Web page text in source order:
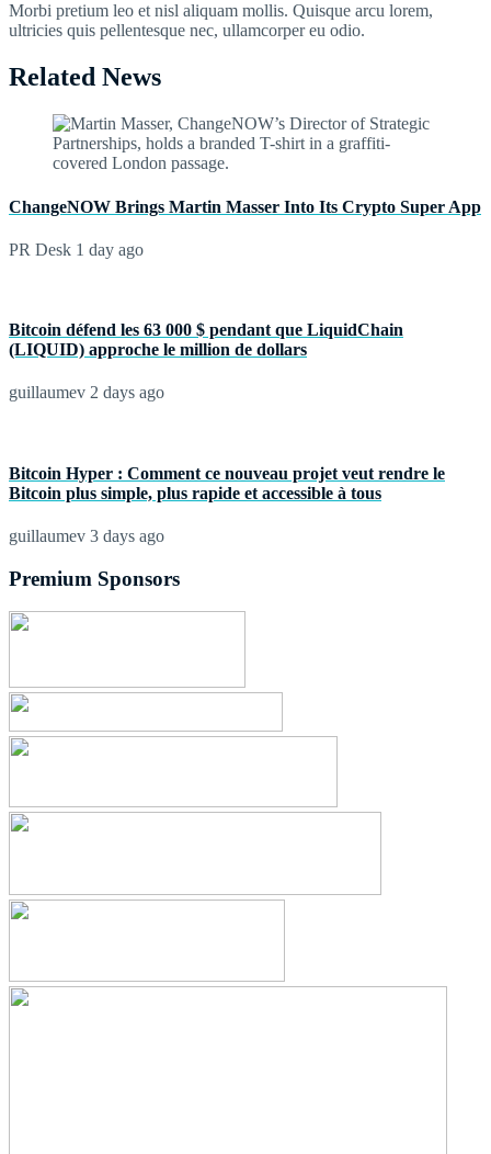
Morbi pretium leo et nisl aliquam mollis. Quisque arcu lorem,
ultricies quis pellentesque nec, ullamcorper eu odio.
Related News
ChangeNOW Brings Martin Masser Into Its Crypto Super App
PR Desk 1 day ago
Bitcoin défend les 63 000 $ pendant que LiquidChain
(LIQUID) approche le million de dollars
guillaumev 2 days ago
Bitcoin Hyper : Comment ce nouveau projet veut rendre le
Bitcoin plus simple, plus rapide et accessible à tous
guillaumev 3 days ago
Premium Sponsors